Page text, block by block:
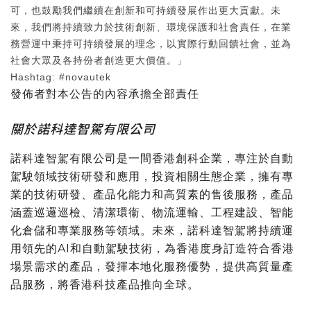
可，也鼓勵我們繼續在創新和可持續發展作出更大貢獻。未
來，我們將持續致力於技術創新、環境保護和社會責任，在業
務營運中秉持可持續發展的理念，以實際行動回饋社會，並為
社會大眾及各持份者創造更大價值。」
Hashtag: #novautek
發佈者對本公告的內容承擔全部責任
關於諾科達智駕有限公司
諾科達智駕有限公司是一間香港創科企業，專注於自動
駕駛領域技術研發和應用，投資相關生態企業，擁有專
業的技術研發、產品化能力和高質素的售後服務，產品
涵蓋巡邏巡檢、清潔環衞、物流運輸、工程建設、智能
化倉儲和專業服務等領域。未來，諾科達智駕將持續運
用領先的AI和自動駕駛技術，為香港度身訂造符合香港
場景需求的產品，發揮本地化服務優勢，提供高質量產
品服務，將香港科技產品推向全球。